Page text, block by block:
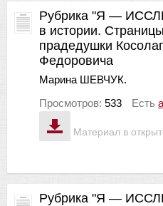
Материал в
Рубрика "Я —
в истории.
прадедушки
Федоровича
Марина ШЕВЧУК.
Просмотров: 533 Есть
Рубрика "Я —